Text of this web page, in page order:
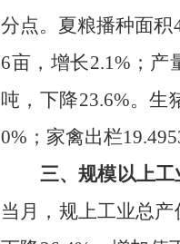
分点。夏粮播种面积
6亩，增长2.1% ；产
吨，下降23.6%。生
0% ；家禽出栏
三、规模以上工
当月，规上工业总产